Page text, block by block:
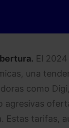
El
una
como
agresivas
tarifas,